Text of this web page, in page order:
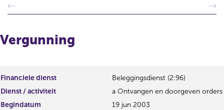
o
i
g
e
i
s
V
o
e
Vergunning
Financiele dienst
Beleggingsdienst (2:96)
Dienst / activiteit
a Ontvangen en doorgeven orders
Begindatum
19 jun 2003